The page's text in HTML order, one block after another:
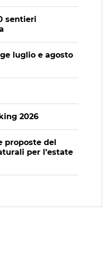
sentieri
luglio e agosto
2026
proposte del
per l’estate